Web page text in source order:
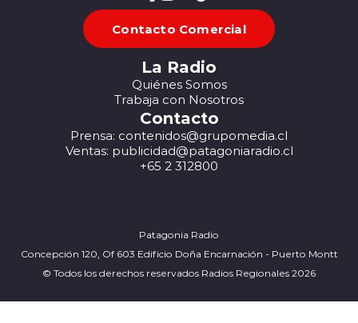
Contacto Comercial
La Radio
Quiénes Somos
Trabaja con Nosotros
Contacto
Prensa: contenidos@grupomedia.cl
Ventas: publicidad@patagoniaradio.cl
+65 2 312800
Patagonia Radio
Concepción 120, Of 603 Edificio Doña Encarnación - Puerto Montt
© Todos los derechos reservados Radios Regionales 2026